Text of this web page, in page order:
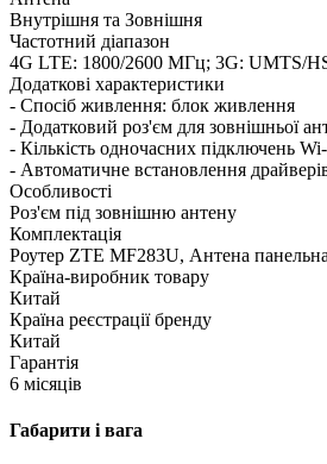
Внутрішня та Зовнішня
Частотний діапазон
4G LTE: 1800/2600 МГц; 3G: UMTS/
Додаткові характеристики
- Спосіб живлення: блок живлення
- Додатковий роз'єм для зовнішньої
- Кількість одночасних підключень
- Автоматичне встановлення
Особливості
Роз'єм під зовнішню антену
Комплектація
Роутер ZTE MF283U, Антена
Країна-виробник товару
Китай
Країна реєстрації бренду
Китай
Гарантія
6 місяців
Габарити і вага